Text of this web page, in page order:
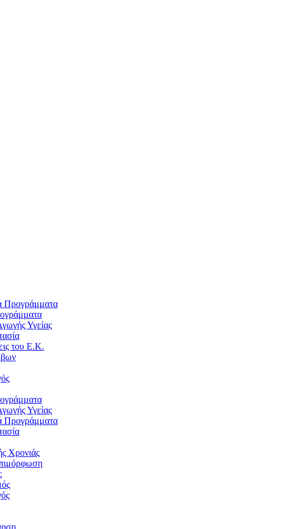
Προγράμματα
Υγείας
του Ε.Κ.
Υγείας
Προγράμματα
Χρονιάς